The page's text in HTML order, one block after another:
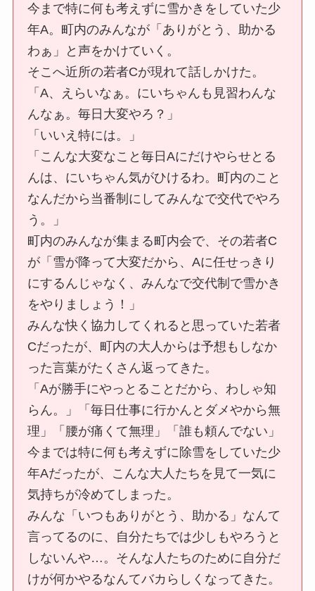
今まで特に何も考えずに雪かきをしていた少
年A。町内のみんなが「ありがとう、助かる
わぁ」と声をかけていく。
そこへ近所の若者Cが現れて話しかけた。
「A、えらいなぁ。にいちゃんも見習わんな
んなぁ。毎日大変やろ？」
「いいえ特には。」
「こんな大変なこと毎日Aにだけやらせとる
んは、にいちゃん気がひけるわ。町内のこと
なんだから当番制にしてみんなで交代でやろ
う。」
町内のみんなが集まる町内会で、その若者C
が「雪が降って大変だから、Aに任せっきり
にするんじゃなく、みんなで交代制で雪かき
をやりましょう！」
みんな快く協力してくれると思っていた若者
Cだったが、町内の大人からは予想もしなか
った言葉がたくさん返ってきた。
「Aが勝手にやっとることだから、わしゃ知
らん。」「毎日仕事に行かんとダメやから無
理」「腰が痛くて無理」「誰も頼んでない」
今までは特に何も考えずに除雪をしていた少
年Aだったが、こんな大人たちを見て一気に
気持ちが冷めてしまった。
みんな「いつもありがとう、助かる」なんて
言ってるのに、自分たちでは少しもやろうと
しないんや…。そんな人たちのために自分だ
けが何かやるなんてバカらしくなってきた。